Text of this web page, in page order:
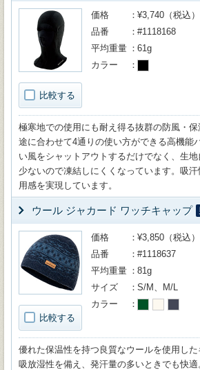
比較する
価格
¥3,740（税込）
品番
#1118168
平均重量
61g
カラー
極寒地での使用にも耐え得る抜群の防風・
途に合わせて4通りの使い方ができる高機能
い風をシャットアウトするだけでなく、生
少ないので凍結しにくくなっています。吸
用感を実現しています。
ウール ジャカード ワッチキャップ
比較する
価格
¥3,850（税込）
品番
#1118637
平均重量
81g
サイズ
S/M、M/L
カラー
優れた保温性を持つ良質なウールを使用し
吸放湿性を備え、発汗量の多いときでも快